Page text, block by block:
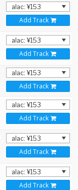
Add Track
Add Track
Add Track
Add Track
Add Track
Add Track